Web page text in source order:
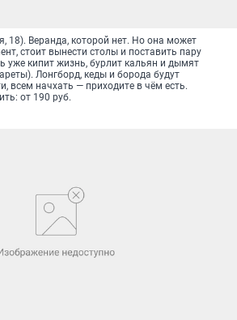
18). Веранда, которой нет. Но она может
стоит вынести столы и поставить пару
уже кипит жизнь, бурлит кальян и дымят
Лонгборд, кеды и борода будут
всем начхать — приходите в чём есть.
от 190 руб.